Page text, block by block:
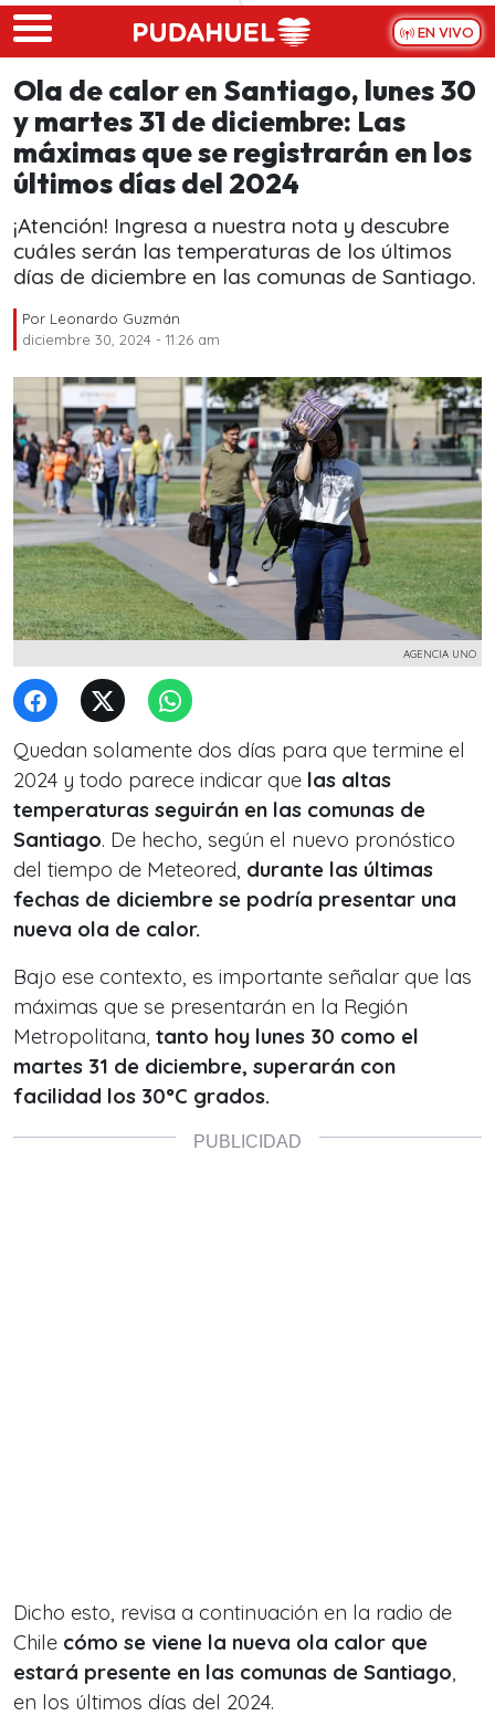
Skip to main content
EN VIVO
Ola de calor en Santiago, lunes 30
y martes 31 de diciembre: Las
máximas que se registrarán en los
últimos días del 2024
¡Atención! Ingresa a nuestra nota y descubre
cuáles serán las temperaturas de los últimos
días de diciembre en las comunas de Santiago.
Por Leonardo Guzmán
diciembre 30, 2024 - 11:26 am
AGENCIA UNO
Quedan solamente dos días para que termine el
2024 y todo parece indicar que las altas
temperaturas seguirán en las comunas de
Santiago. De hecho, según el nuevo pronóstico
del tiempo de Meteored, durante las últimas
fechas de diciembre se podría presentar una
nueva ola de calor.
Bajo ese contexto, es importante señalar que las
máximas que se presentarán en la Región
Metropolitana, tanto hoy lunes 30 como el
martes 31 de diciembre, superarán con
facilidad los 30°C grados.
Dicho esto, revisa a continuación en la radio de
Chile cómo se viene la nueva ola calor que
estará presente en las comunas de Santiago,
en los últimos días del 2024.